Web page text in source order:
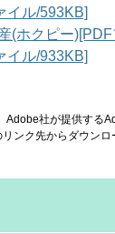
ル/593KB]
ホクピー)[PDF
ル/933KB]
社が提供する
ンク先からダウンロ